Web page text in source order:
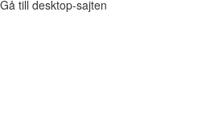
Gå till desktop-sajten